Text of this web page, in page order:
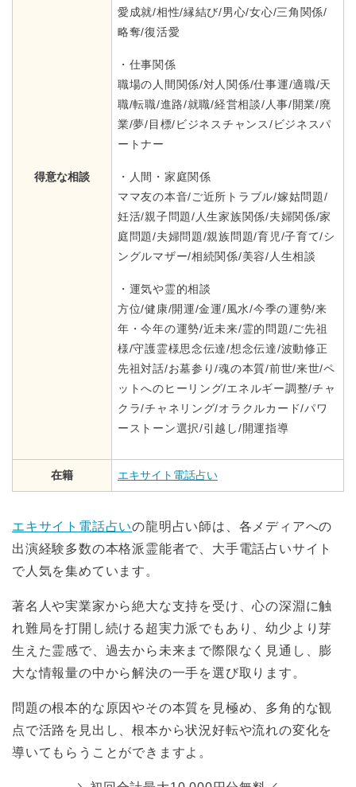
得意な相談
愛成就/相性/縁結び/男心/女心/三角関係/
略奪/復活愛
・仕事関係
職場の人間関係/対人関係/仕事運/適職/天
職/転職/進路/就職/経営相談/人事/開業/廃
業/夢/目標/ビジネスチャンス/ビジネスパ
ートナー
・人間・家庭関係
ママ友の本音/ご近所トラブル/嫁姑問題/
妊活/親子問題/人生家族関係/夫婦関係/家
庭問題/夫婦問題/親族問題/育児/子育て/シ
ングルマザー/相続関係/美容/人生相談
・運気や霊的相談
方位/健康/開運/金運/風水/今季の運勢/来
年・今年の運勢/近未来/霊的問題/ご先祖
様/守護霊様思念伝達/想念伝達/波動修正
先祖対話/お墓参り/魂の本質/前世/来世/ペ
ットへのヒーリング/エネルギー調整/チャ
クラ/チャネリング/オラクルカード/パワ
ーストーン選択/引越し/開運指導
在籍 エキサイト電話占い
エキサイト電話占いの龍明占い師は、各メディアへの
出演経験多数の本格派霊能者で、大手電話占いサイト
で人気を集めています。
著名人や実業家から絶大な支持を受け、心の深淵に触
れ難局を打開し続ける超実力派でもあり、幼少より芽
生えた霊感で、過去から未来まで際限なく見通し、膨
大な情報量の中から解決の一手を選び取ります。
問題の根本的な原因やその本質を見極め、多角的な観
点で活路を見出し、根本から状況好転や流れの変化を
導いてもらうことができますよ。